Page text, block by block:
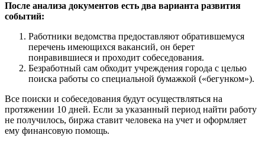
После анализа документов есть два варианта развития
событий:
Работники ведомства предоставляют обратившемуся
перечень имеющихся вакансий, он берет
понравившиеся и проходит собеседования.
Безработный сам обходит учреждения города с целью
поиска работы со специальной бумажкой («бегунком»).
Все поиски и собеседования будут осуществляться на
протяжении 10 дней. Если за указанный период найти работу
не получилось, биржа ставит человека на учет и оформляет
ему финансовую помощь.